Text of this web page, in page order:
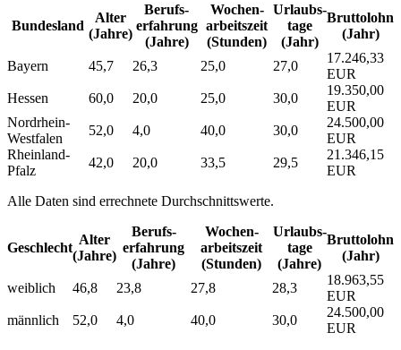
Bundesland
Alter
(Jahre)
Berufs­
erfahrung
(Jahre)
Wochen­
arbeitszeit
(Stunden)
Urlaubs­
tage
(Jahr)
Bruttolohn
(Jahr)
Bayern 45,7 26,3 25,0 27,0
17.246,33
EUR
Hessen
60,0 20,0 25,0 30,0
19.350,00
EUR
Nordrhein-
Westfalen
52,0 4,0 40,0 30,0
24.500,00
EUR
Rheinland-
Pfalz
42,0 20,0 33,5 29,5
21.346,15
EUR
Alle Daten sind errechnete Durchschnittswerte.
Geschlecht
Alter
(Jahre)
Berufs­
erfahrung
(Jahre)
Wochen­
arbeitszeit
(Stunden)
Urlaubs­
tage
(Jahre)
Bruttolohn
(Jahr)
weiblich 46,8 23,8 27,8 28,3
18.963,55
EUR
männlich
52,0 4,0 40,0 30,0
24.500,00
EUR